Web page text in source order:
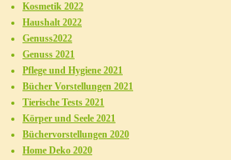
Kosmetik 2022
Haushalt 2022
Genuss2022
Genuss 2021
Pflege und Hygiene 2021
Bücher Vorstellungen 2021
Tierische Tests 2021
Körper und Seele 2021
Büchervorstellungen 2020
Home Deko 2020